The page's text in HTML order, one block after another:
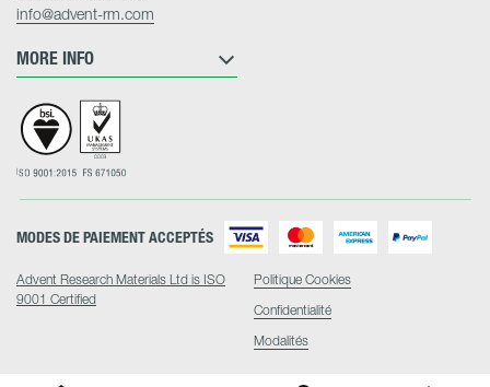
MORE INFO
info@advent-rm.com
Advent Research Materials Ltd is ISO
9001 Certified
MODES DE PAIEMENT ACCEPTÉS
Politique Cookies
Confidentialité
Modalités